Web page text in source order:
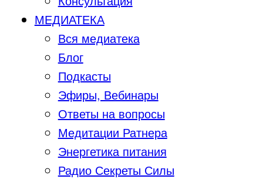
МЕДИАТЕКА
Вся медиатека
Блог
Подкасты
Эфиры, Вебинары
Ответы на вопросы
Медитации Ратнера
Энергетика питания
Радио Секреты Силы